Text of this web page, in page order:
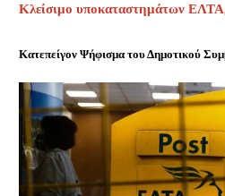
Κλείσιμο υποκαταστημάτων ΕΛΤΑ,
Κατεπείγον Ψήφισμα του Δημοτικού